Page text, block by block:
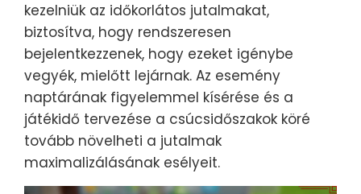
kezelniük az időkorlátos jutalmakat,
biztosítva, hogy rendszeresen
bejelentkezzenek, hogy ezeket igénybe
vegyék, mielőtt lejárnak. Az esemény
naptárának figyelemmel kísérése és a
játékidő tervezése a csúcsidőszakok köré
tovább növelheti a jutalmak
maximalizálásának esélyeit.